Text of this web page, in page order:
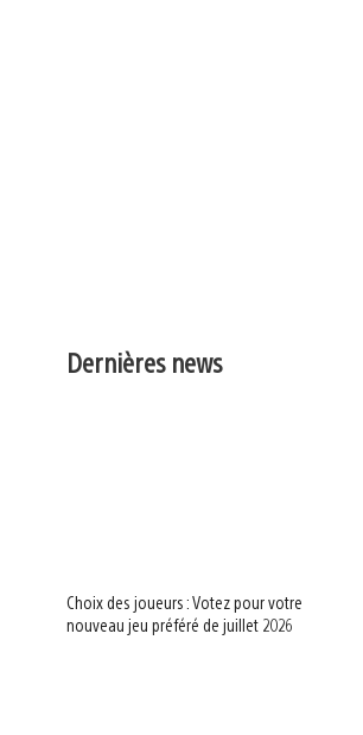
Dernières news
Choix des joueurs : Votez pour votre
nouveau jeu préféré de juillet 2026